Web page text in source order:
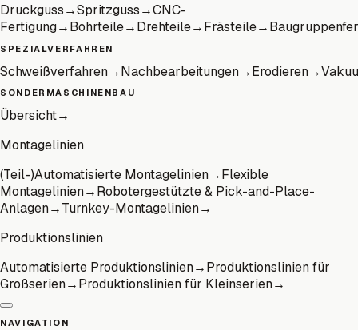
Druckguss→Spritzguss→CNC-
Fertigung→Bohrteile→Drehteile→Frästeile→
SPEZIALVERFAHREN
Schweißverfahren→Nachbearbeitungen→Erodieren→
SONDERMASCHINENBAU
Übersicht→
Montagelinien
(Teil-)Automatisierte Montagelinien→Flexible
Montagelinien→Robotergestützte & Pick-and-Place-
Anlagen→Turnkey-Montagelinien→
Produktionslinien
Automatisierte Produktionslinien→Produktionslinien für
Großserien→Produktionslinien für Kleinserien→
NAVIGATION